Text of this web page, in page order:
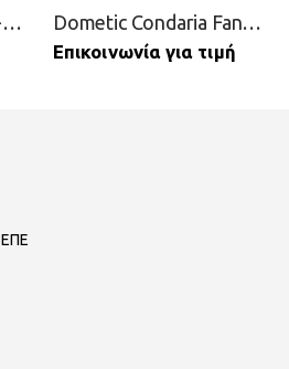
Dometic DTU8-2251-410A 5MR Dometic Condaria Fancoil TWIN 12K
Επικοινωνία για τιμή
ΕΠΕ